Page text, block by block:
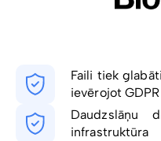
Faili tiek
ievērojot
Daudzslāņu
infrastruktūra